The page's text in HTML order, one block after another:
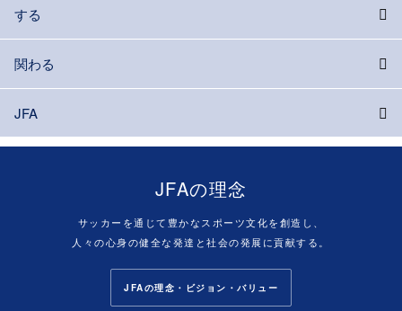
する
関わる
JFA
JFAの理念
サッカーを通じて豊かなスポーツ文化を創造し、
人々の心身の健全な発達と社会の発展に貢献する。
JFAの理念・ビジョン・バリュー